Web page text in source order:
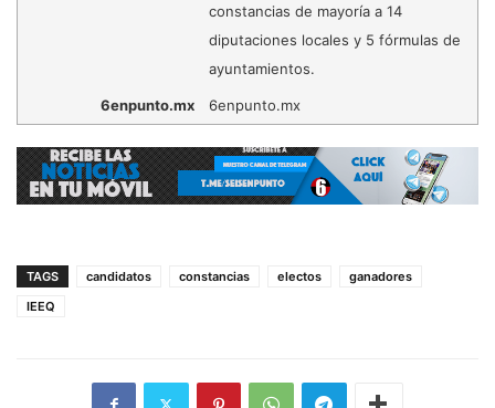
constancias de mayoría a 14
diputaciones locales y 5 fórmulas de
ayuntamientos.
6enpunto.mx 6enpunto.mx
TAGS candidatos constancias electos
ganadores
IEEQ